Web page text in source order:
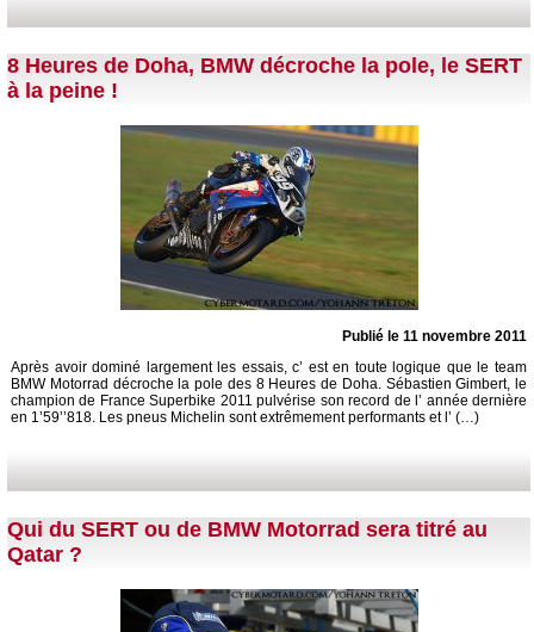
8 Heures de Doha, BMW décroche la pole, le SERT
à la peine !
Publié le 11 novembre 2011
Après avoir dominé largement les essais, c’ est en toute logique que le team
BMW Motorrad décroche la pole des 8 Heures de Doha. Sébastien Gimbert, le
champion de France Superbike 2011 pulvérise son record de l’ année dernière
en 1’59’’818. Les pneus Michelin sont extrêmement performants et l’ (…)
Qui du SERT ou de BMW Motorrad sera titré au
Qatar ?